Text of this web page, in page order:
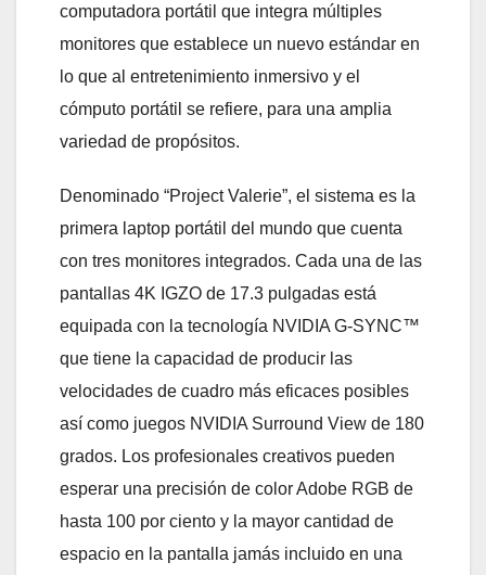
computadora portátil que integra múltiples
monitores que establece un nuevo estándar en
lo que al entretenimiento inmersivo y el
cómputo portátil se refiere, para una amplia
variedad de propósitos.
Denominado “Project Valerie”, el sistema es la
primera laptop portátil del mundo que cuenta
con tres monitores integrados. Cada una de las
pantallas 4K IGZO de 17.3 pulgadas está
equipada con la tecnología NVIDIA G-SYNC™
que tiene la capacidad de producir las
velocidades de cuadro más eficaces posibles
así como juegos NVIDIA Surround View de 180
grados. Los profesionales creativos pueden
esperar una precisión de color Adobe RGB de
hasta 100 por ciento y la mayor cantidad de
espacio en la pantalla jamás incluido en una